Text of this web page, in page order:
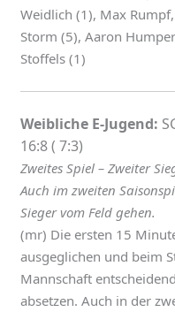
Weidlich (1), Max
Storm (5), Aaron
Stoffels (1)
Weibliche E-Jugend:
16:8 ( 7:3)
Zweites Spiel – Zweiter
Auch im zweiten
Sieger vom Feld gehen.
(mr) Die ersten 15
ausgeglichen und beim
Mannschaft
absetzen. Auch in der